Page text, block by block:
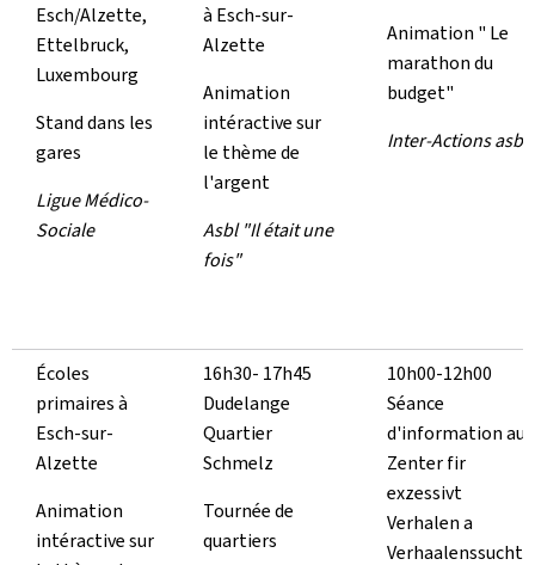
Esch/Alzette,
Ettelbruck,
Luxembourg
Stand dans les
gares
Ligue Médico-
Sociale
à Esch-sur-
Alzette
Animation
intéractive sur
le thème de
l'argent
Asbl "Il était une
fois"
Animation " Le
marathon du
budget"
Inter-Actions asbl
Écoles
primaires à
Esch-sur-
Alzette
Animation
intéractive sur
16h30- 17h45
Dudelange
Quartier
Schmelz
Tournée de
quartiers
10h00-12h00
Séance
d'information au
Zenter fir
exzessivt
Verhalen a
Verhaalenssucht